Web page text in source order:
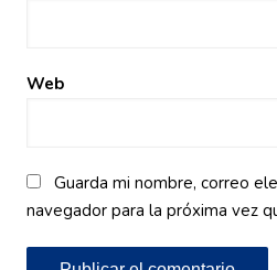
Web
Guarda mi nombre, correo
navegador para la próxima vez